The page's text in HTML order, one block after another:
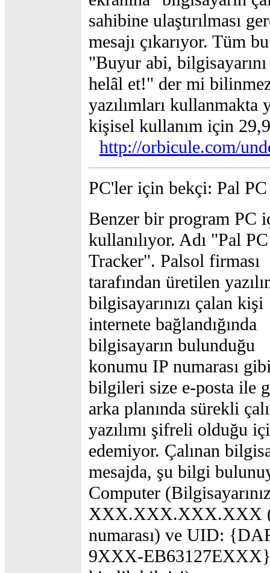
sahibine ulaştırılması
mesajı çıkarıyor. Tüm
"Buyur abi,
helâl et!" der mi
yazılımları
kişisel kullanım için
http://orbicule.com/
PC'ler için bekçi: Pal
Benzer bir program PC
kullanılıyor. Adı "Pal PC
Tracker". Palsol firması
tarafından üretilen
bilgisayarınızı çalan kişi
internete bağlandığında
bilgisayarın bulunduğu
konumu IP numarası
bilgileri size e-posta ile
arka planında sürekli
yazılımı şifreli olduğu
edemiyor. Çalınan
mesajda, şu bilgi
Computer
XXX.XXX.XXX.XXX
numarası) ve UID:
9XXX-EB63127EXXX}